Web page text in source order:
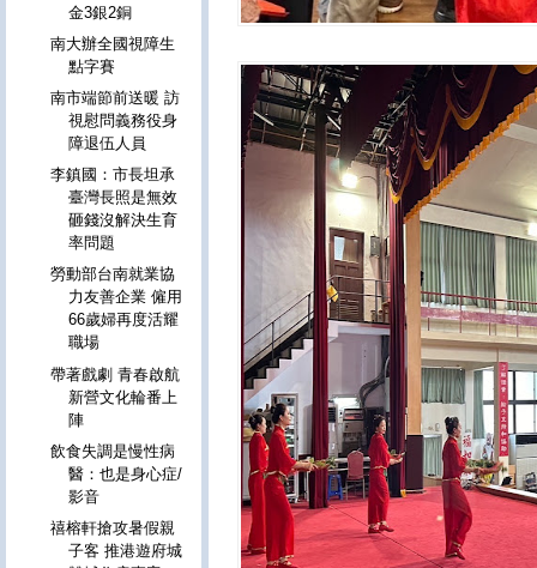
金3銀2銅
南大辦全國視障生
點字賽
南市端節前送暖 訪
視慰問義務役身
障退伍人員
李鎮國：市長坦承
臺灣長照是無效
砸錢沒解決生育
率問題
勞動部台南就業協
力友善企業 僱用
66歲婦再度活耀
職場
帶著戲劇 青春啟航
新營文化輪番上
陣
飲食失調是慢性病
醫：也是身心症/
影音
禧榕軒搶攻暑假親
子客 推港遊府城